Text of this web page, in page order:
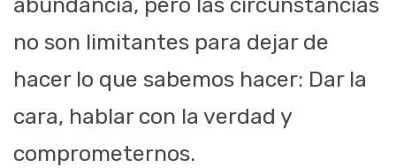
abundancia, pero las circunstancias
no son limitantes para dejar de
hacer lo que sabemos hacer: Dar la
cara, hablar con la verdad y
comprometernos.